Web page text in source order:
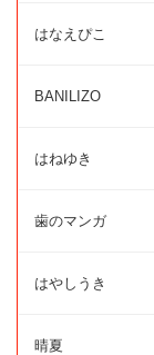
はなえぴこ
BANILIZO
はねゆき
歯のマンガ
はやしうき
晴夏